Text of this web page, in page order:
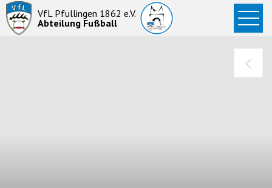
VfL Pfullingen 1862 e.V.
Abteilung Fußball
Startseite
News